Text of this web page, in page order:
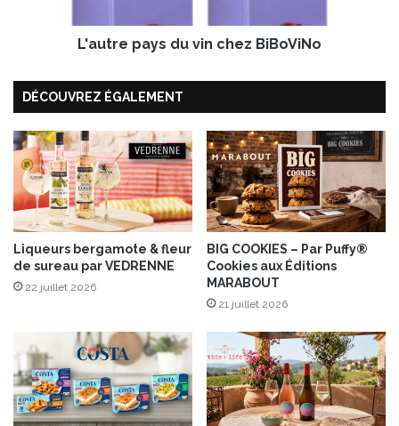
t
l
a
n
u
v
e
l
l
e
m
e
f
r
d
i
n
h
e
z
B
i
B
N
o
L'autre pays du vin chez BiBoViNo
DÉCOUVREZ ÉGALEMENT
Liqueurs bergamote & fleur
de sureau par VEDRENNE
22 juillet 2026
BIG COOKIES – Par Puffy®
Cookies aux Éditions
MARABOUT
21 juillet 2026